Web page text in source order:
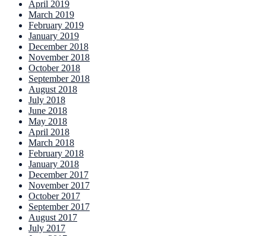
April 2019
March 2019
February 2019
January 2019
December 2018
November 2018
October 2018
September 2018
August 2018
July 2018
June 2018
May 2018
April 2018
March 2018
February 2018
January 2018
December 2017
November 2017
October 2017
September 2017
August 2017
July 2017